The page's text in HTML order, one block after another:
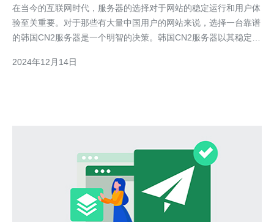
在当今的互联网时代，服务器的选择对于网站的稳定运行和用户体
验至关重要。对于那些有大量中国用户的网站来说，选择一台靠谱
的韩国CN2服务器是一个明智的决策。韩国CN2服务器以其稳定性
和如何选择适合自己的服务器。 韩国CN2服务器是基于中国电信
2024年12月14日